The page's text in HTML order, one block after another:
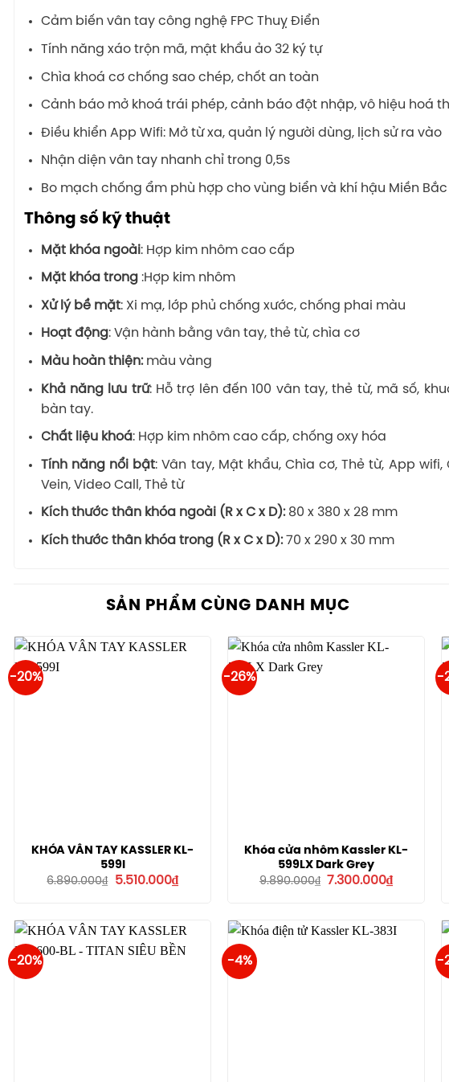
Cảm biến vân tay công nghệ FPC Thuỵ Điển
Tính năng xáo trộn mã, mật khẩu ảo 32 ký tự
Chìa khoá cơ chống sao chép, chốt an toàn
Cảnh báo mở khoá trái phép, cảnh báo đột nhập, vô hiệu hoá
Điều khiển App Wifi: Mở từ xa, quản lý người dùng, lịch sử ra vào
Nhận diện vân tay nhanh chỉ trong 0,5s
Bo mạch chống ẩm phù hợp cho vùng biển và khí hậu Miền Bắc
Thông số kỹ thuật
Mặt khóa ngoài: Hợp kim nhôm cao cấp
Mặt khóa trong:Hợp kim nhôm
Xử lý bề mặt: Xi mạ, lớp phủ chống xước, chống phai màu
Hoạt động: Vận hành bằng vân tay, thẻ từ, chìa cơ
Màu hoàn thiện:màu vàng
Khả năng lưu trữ: Hỗ trợ lên đến 100 vân tay, thẻ từ, mã số,
bàn tay.
Chất liệu khoá: Hợp kim nhôm cao cấp, chống oxy hóa
Tính năng nổi bật: Vân tay, Mật khẩu, Chìa cơ, Thẻ từ, App wifi,
Vein, Video Call, Thẻ từ
Kích thước thân khóa ngoài (R x C x D): 80 x 380 x 28 mm
Kích thước thân khóa trong (R x C x D):70 x 290 x 30 mm
SẢN PHẨM CÙNG DANH MỤC
-20%
KHÓA VÂN TAY KASSLER KL-
599I
6.890.000₫
Giá
5.510.000₫Giá
hiện
5.510.000₫.
-26%
Khóa cửa nhôm Kassler KL-
599LX Dark Grey
9.890.000₫ Giá
7.300.000₫Giá
hiện
-
-20% -4% -